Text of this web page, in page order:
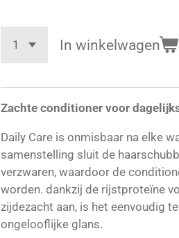
In winkelwagen
Zachte conditioner voor
Daily Care is onmisbaar na elke
samenstelling sluit de
verzwaren, waardoor de
worden. dankzij de rijstproteïne
zijdezacht aan, is het eenvoudig
ongelooflijke glans.